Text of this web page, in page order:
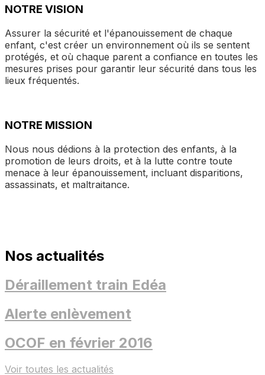
NOTRE VISION
Assurer la sécurité et l'épanouissement de chaque
enfant, c'est créer un environnement où ils se sentent
protégés, et où chaque parent a confiance en toutes les
mesures prises pour garantir leur sécurité dans tous les
lieux fréquentés.
NOTRE MISSION
Nous nous dédions à la protection des enfants, à la
promotion de leurs droits, et à la lutte contre toute
menace à leur épanouissement, incluant disparitions,
assassinats, et maltraitance.
Nos actualités
Déraillement train Edéa
Alerte enlèvement
OCOF en février 2016
Voir toutes les actualités